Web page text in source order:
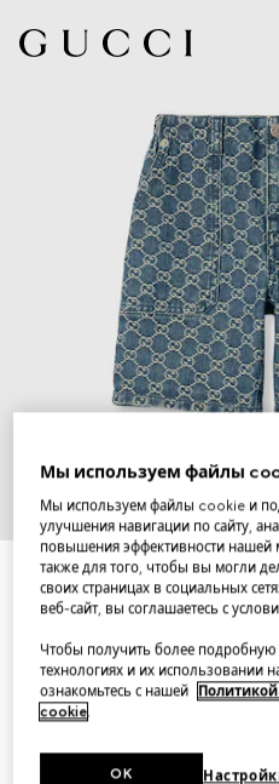
/3
Children's GG denim shorts
Мы используем файлы
Мы используем файлы cookie и
улучшения навигации по сайту,
повышения эффективности нашей
также для того, чтобы вы могли
своих страницах в социальных
веб-сайт, вы соглашаетесь с
Чтобы получить более
технологиях и их использовании
ознакомьтесь с нашей
cookie.
OK